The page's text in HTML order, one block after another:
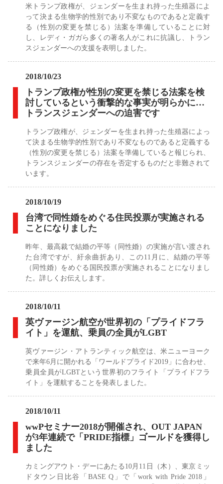
米トランプ政権が、ジェンダーを生まれ持った生殖器によ
って決まる生物学的性別であり不変なものであると定義す
る（性別の変更を禁じる）法案を準備していることに対
し、レディ・ガガら多くの著名人がこれに抗議し、トラン
スジェンダーへの支援を表明しました。
2018/10/23
トランプ政権が性別の変更を禁じる法案を検
討しているという衝撃的な事実が明らかに…
トランスジェンダーへの迫害です
トランプ政権が、ジェンダーを生まれ持った生殖器によっ
て決まる生物学的性別であり不変なものであると定義する
（性別の変更を禁じる）法案を準備していると報じられ、
トランスジェンダーの存在を否定するものだと非難されて
います。
2018/10/19
台湾で同性婚をめぐる住民投票が実施される
ことになりました
昨年、最高裁で結婚の平等（同性婚）の実施が言い渡され
た台湾ですが、紆余曲折あり、この11月に、結婚の平等
（同性婚）をめぐる国民投票が実施されることになりまし
た。詳しくお伝えします。
2018/10/11
英ヴァージン航空が世界初の「プライドフラ
イト」を運航、乗員の全員がLGBT
英ヴァージン・アトランティック航空は、米ニューヨーク
で来年6月に開かれる「ワールドプライド2019」に合わせ、
乗員全員がLGBTという世界初のフライト「プライドフラ
イト」を運航することを発表しました。
2018/10/11
wwPセミナー2018が開催され、OUT JAPAN
が3年連続で「PRIDE指標」ゴールドを獲得し
ました
カミングアウト・デーにあたる10月11日（木）、東京ミッ
ドタウン日比谷「BASE Q」で「work with Pride 2018」